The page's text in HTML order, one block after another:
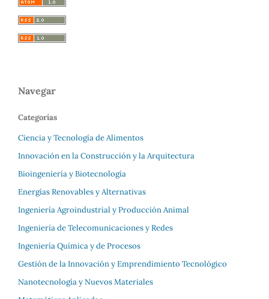
Navegar
Categorías
Ciencia y Tecnología de Alimentos
Innovación en la Construcción y la Arquitectura
Bioingeniería y Biotecnología
Energías Renovables y Alternativas
Ingeniería Agroindustrial y Producción Animal
Ingeniería de Telecomunicaciones y Redes
Ingeniería Química y de Procesos
Gestión de la Innovación y Emprendimiento Tecnológico
Nanotecnología y Nuevos Materiales